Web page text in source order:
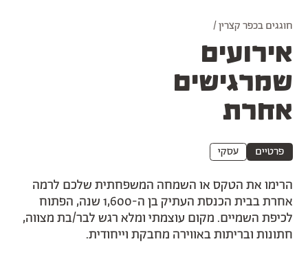
חוגגים בכפר קצרין /
אירועים
שמרגישים
אחרת
פרטיים עסקי
הרימו את הטקס או השמחה המשפחתית שלכם לרמה
אחרת בבית הכנסת העתיק בן ה-1,600 שנה, הפתוח
לכיפת השמיים. מקום עוצמתי ומלא רגש לבר/בת מצווה,
חתונות ובריתות באווירה מחבקת וייחודית.